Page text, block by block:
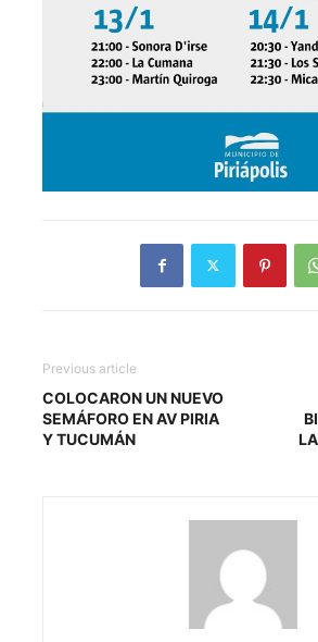
Previous article
COLOCARON UN NUEVO
SEMÁFORO EN AV PIRIA
Y TUCUMÁN